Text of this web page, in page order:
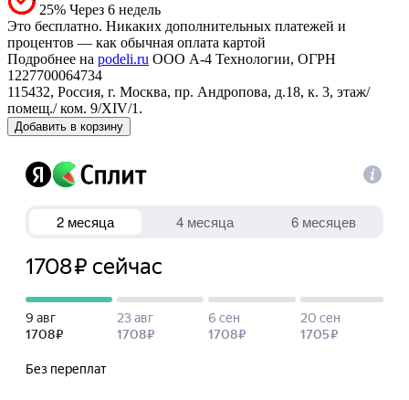
25% Через 6 недель
Это бесплатно. Никаких дополнительных платежей и
процентов — как обычная оплата картой
Подробнее на podeli.ru ООО А-4 Технологии, ОГРН
1227700064734
115432, Россия, г. Москва, пр. Андропова, д.18, к. 3, этаж/
помещ./ ком. 9/XIV/1.
Добавить в корзину